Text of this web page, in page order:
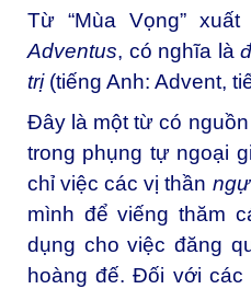
Từ “Mùa Vọng”
Adventus, có nghĩa là
trị(tiếng Anh: Advent,
Đây là một từ có
trong phụng tự ngoại
chỉ việc các vị thần ngự
mình để viếng thăm
dụng cho việc đăng
hoàng đế. Đối với